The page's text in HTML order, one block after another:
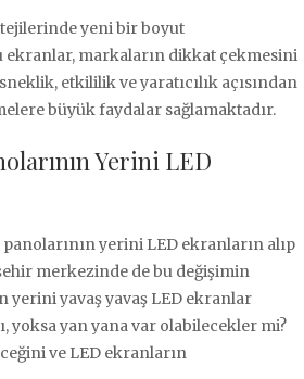
yeni bir boyut
ekranlar, markaların dikkat çekmesini
etkililik ve yaratıcılık açısından
büyük faydalar sağlamaktadır.
Yerini LED
yerini LED ekranların alıp
merkezinde de bu değişimin
yerini yavaş yavaş LED ekranlar
yoksa yan yana var olabilecekler mi?
ve LED ekranların